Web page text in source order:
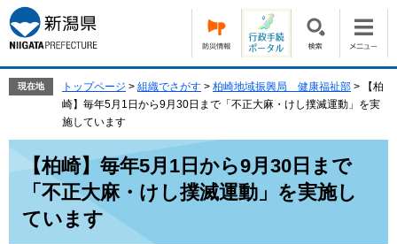
ー
ジ
の
す。
ニ
ュ
ー
し
現在地 トップページ > 組織でさがす > 柏崎地域振興局 健康福祉部 >
【柏
崎】毎年5月1日から9月30日まで「不正大麻・けし撲滅運動」を実
施しています
【柏崎】毎年5月1日から9月30日まで
「不正大麻・けし撲滅運動」を実施し
ています